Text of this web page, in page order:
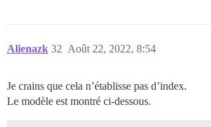
Alienazk Août 22, 2022, 8:54
32
Je crains que cela n’établisse pas d’index.
Le modèle est montré ci-dessous.